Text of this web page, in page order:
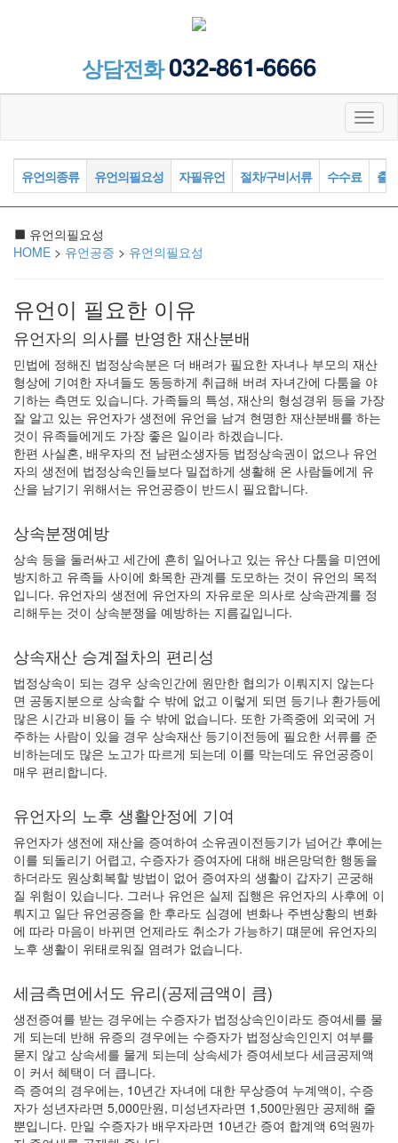
상담전화032-861-6666
유언의종류 유언의필요성 자필유언 절차/구비서류 수수료 출
유언의필요성
HOME > 유언공증 > 유언의필요성
유언이 필요한 이유
유언자의 의사를 반영한 재산분배
민법에 정해진 법정상속분은 더 배려가 필요한 자녀나 부모의 재산
형상에 기여한 자녀들도 동등하게 취급해 버려 자녀간에 다툼을 야
기하는 측면도 있습니다. 가족들의 특성, 재산의 형성경위 등을 가장
잘 알고 있는 유언자가 생전에 유언을 남겨 현명한 재산분배를 하는
것이 유족들에게도 가장 좋은 일이라 하겠습니다.
한편 사실혼, 배우자의 전 남편소생자등 법정상속권이 없으나 유언
자의 생전에 법정상속인들보다 밀접하게 생활해 온 사람들에게 유
산을 남기기 위해서는 유언공증이 반드시 필요합니다.
상속분쟁예방
상속 등을 둘러싸고 세간에 흔히 일어나고 있는 유산 다툼을 미연에
방지하고 유족들 사이에 화목한 관계를 도모하는 것이 유언의 목적
입니다. 유언자의 생전에 유언자의 자유로운 의사로 상속관계를 정
리해두는 것이 상속분쟁을 예방하는 지름길입니다.
상속재산 승계절차의 편리성
법정상속이 되는 경우 상속인간에 원만한 협의가 이뤄지지 않는다
면 공동지분으로 상속할 수 밖에 없고 이렇게 되면 등기나 환가등에
많은 시간과 비용이 들 수 밖에 없습니다. 또한 가족중에 외국에 거
주하는 사람이 있을 경우 상속재산 등기이전등에 필요한 서류를 준
비하는데도 많은 노고가 따르게 되는데 이를 막는데도 유언공증이
매우 편리합니다.
유언자의 노후 생활안정에 기여
유언자가 생전에 재산을 증여하여 소유권이전등기가 넘어간 후에는
이를 되돌리기 어렵고, 수증자가 증여자에 대해 배은망덕한 행동을
하더라도 원상회복할 방법이 없어 증여자의 생활이 갑자기 곤궁해
질 위험이 있습니다. 그러나 유언은 실제 집행은 유언자의 사후에 이
뤄지고 일단 유언공증을 한 후라도 심경에 변화나 주변상황의 변화
에 따라 마음이 바뀌면 언제라도 취소가 가능하기 떄문에 유언자의
노후 생활이 위태로워질 염려가 없습니다.
세금측면에서도 유리(공제금액이 큼)
생전증여를 받는 경우에는 수증자가 법정상속인이라도 증여세를 물
게 되는데 반해 유증의 경우에는 수증자가 법정상속인인지 여부를
묻지 않고 상속세를 물게 되는데 상속세가 증여세보다 세금공제액
이 커서 혜택이 더 큽니다.
즉 증여의 경우에는, 10년간 자녀에 대한 무상증여 누계액이, 수증
자가 성년자라면 5,000만원, 미성년자라면 1,500만원만 공제해 줄
뿐입니다. 만일 수증자가 배우자라면 10년간 증여 합계액 6억원까